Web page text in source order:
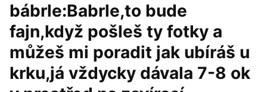
bábrle:Babrle,to bude
fajn,když pošleš ty fotky a
můžeš mi poradit jak ubíráš u
krku,já vždycky dávala 7-8 ok